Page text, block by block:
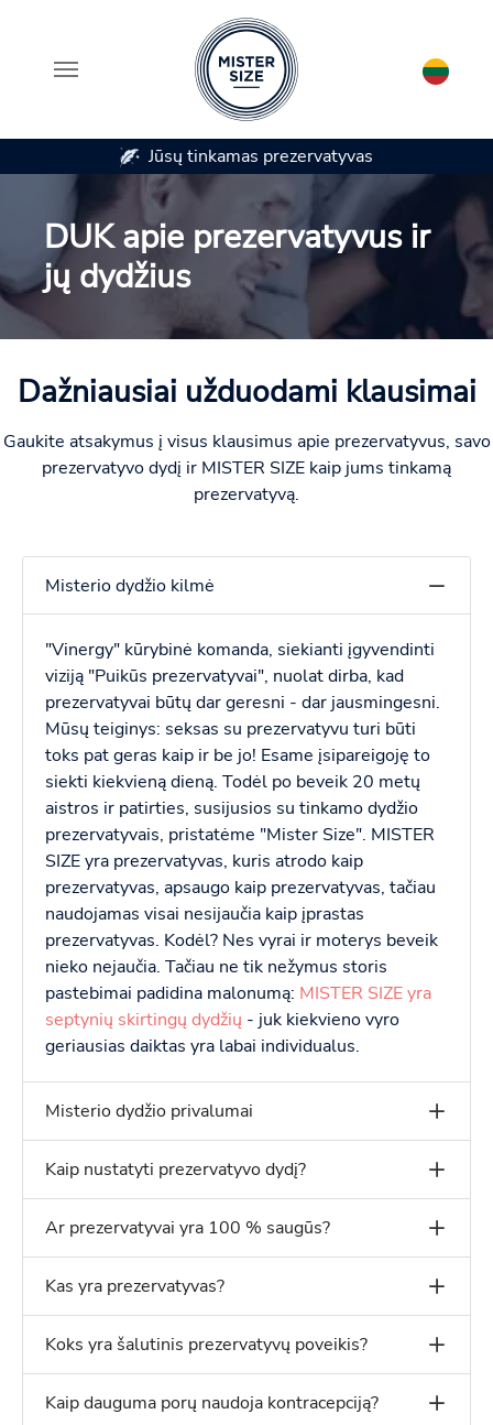
Skip to main content
tinkamas prezervatyvas
DUK apie prezervatyvus ir
jų dydžius
Dažniausiai užduodami klausimai
Gaukite atsakymus į visus klausimus apie prezervatyvus, savo
prezervatyvo dydį ir MISTER SIZE kaip jums tinkamą
prezervatyvą.
Misterio dydžio kilmė
"Vinergy" kūrybinė komanda, siekianti įgyvendinti
viziją "Puikūs prezervatyvai", nuolat dirba, kad
prezervatyvai būtų dar geresni - dar jausmingesni.
Mūsų teiginys: seksas su prezervatyvu turi būti
toks pat geras kaip ir be jo! Esame įsipareigoję to
siekti kiekvieną dieną. Todėl po beveik 20 metų
aistros ir patirties, susijusios su tinkamo dydžio
prezervatyvais, pristatėme "Mister Size". MISTER
SIZE yra prezervatyvas, kuris atrodo kaip
prezervatyvas, apsaugo kaip prezervatyvas, tačiau
naudojamas visai nesijaučia kaip įprastas
prezervatyvas. Kodėl? Nes vyrai ir moterys beveik
nieko nejaučia. Tačiau ne tik nežymus storis
pastebimai padidina malonumą: MISTER SIZE yra
septynių skirtingų dydžių - juk kiekvieno vyro
geriausias daiktas yra labai individualus.
Misterio dydžio privalumai
Kaip nustatyti prezervatyvo dydį?
Ar prezervatyvai yra 100 % saugūs?
Kas yra prezervatyvas?
Koks yra šalutinis prezervatyvų poveikis?
Kaip dauguma porų naudoja kontracepciją?